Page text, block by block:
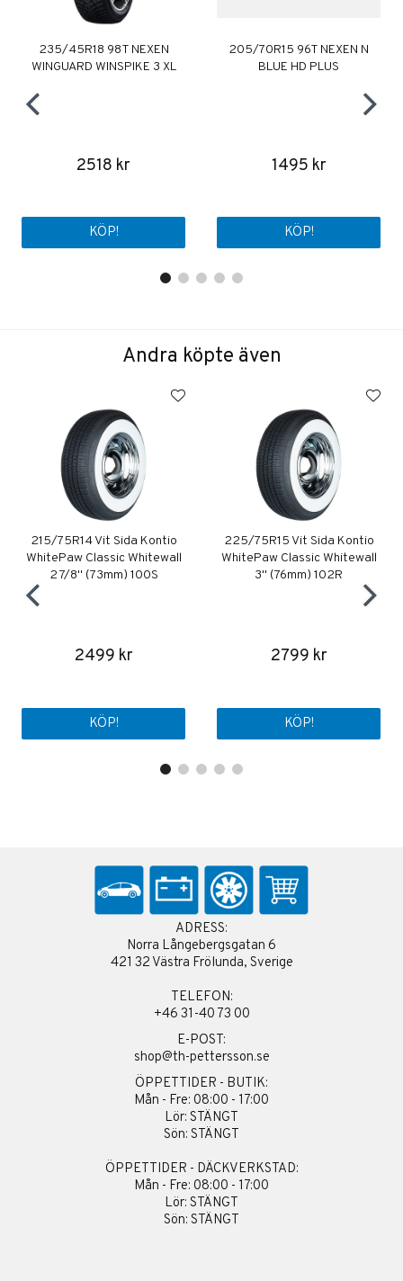
235/45R18 98T NEXEN
WINGUARD WINSPIKE 3 XL
2518 kr
KÖP!
205/70R15 96T NEXEN N
BLUE HD PLUS
1495 kr
KÖP!
Andra köpte även
215/75R14 Vit Sida Kontio
WhitePaw Classic Whitewall
2 7/8" (73mm) 100S
2499 kr
KÖP!
225/75R15 Vit Sida Kontio
WhitePaw Classic Whitewall
3" (76mm) 102R
2799 kr
KÖP!
ADRESS:
Norra Långebergsgatan 6
421 32 Västra Frölunda, Sverige
TELEFON:
+46 31-40 73 00
E-POST:
shop@th-pettersson.se
ÖPPETTIDER - BUTIK:
Mån - Fre: 08:00 - 17:00
Lör: STÄNGT
Sön: STÄNGT
ÖPPETTIDER - DÄCKVERKSTAD:
Mån - Fre: 08:00 - 17:00
Lör: STÄNGT
Sön: STÄNGT